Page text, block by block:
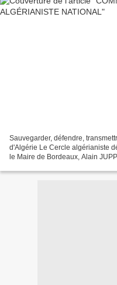
Sauvegarder, défendre,
d'Algérie Le Cercle algérianiste
le Maire de Bordeaux, Alain